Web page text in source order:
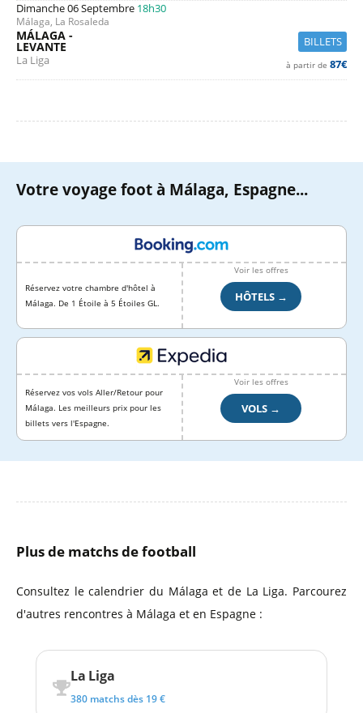
Dimanche 06 Septembre 18h30
Málaga, La Rosaleda
BILLETS
MÁLAGA -
LEVANTE
La Liga à partir de 87€
Votre voyage foot à Málaga, Espagne...
Réservez votre chambre d'hôtel à
Málaga. De 1 Étoile à 5 Étoiles GL.
Voir les offres
HÔTELS →
Réservez vos vols Aller/Retour pour
Málaga. Les meilleurs prix pour les
billets vers l'Espagne.
Voir les offres
VOLS →
Plus de matchs de football
Consultez le calendrier du Málaga et de La Liga. Parcourez
d'autres rencontres à Málaga et en Espagne :
La Liga
380 matchs dès 19 €